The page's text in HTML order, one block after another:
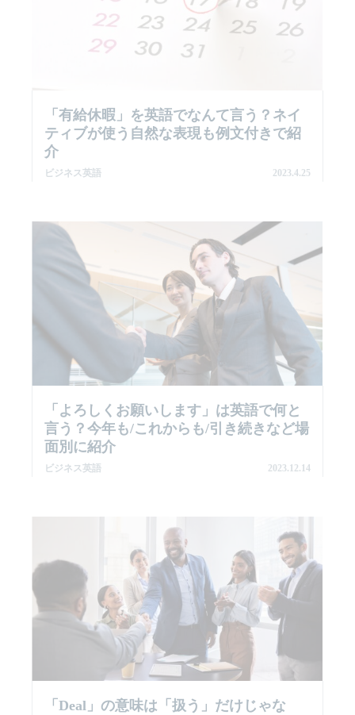
「有給休暇」を英語でなんて言う？ネイ
ティブが使う自然な表現も例文付きで紹
介
ビジネス英語 2023.4.25
「よろしくお願いします」は英語で何と
言う？今年も/これからも/引き続きなど場
面別に紹介
ビジネス英語 2023.12.14
「deal」の意味は「扱う」だけじゃな